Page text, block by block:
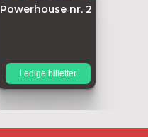
Powerhouse nr. 2
Ledige billetter